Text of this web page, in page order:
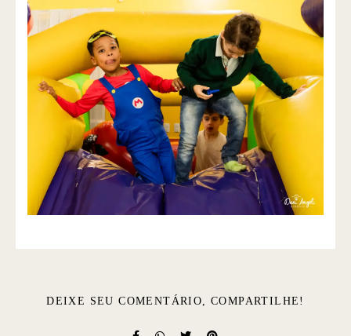
DEIXE SEU COMENTÁRIO, COMPARTILHE!